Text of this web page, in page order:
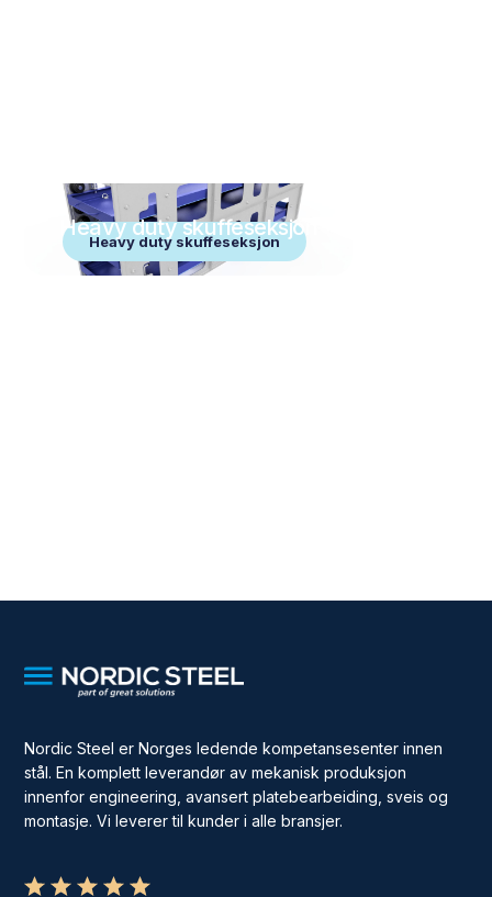
Heavy duty skuffeseksjon
Heavy duty skuffeseksjon
Nordic Steel er Norges ledende kompetansesenter innen
stål. En komplett leverandør av mekanisk produksjon
innenfor engineering, avansert platebearbeiding, sveis og
montasje. Vi leverer til kunder i alle bransjer.